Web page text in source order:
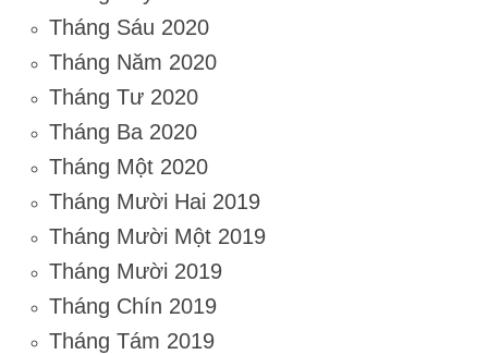
Tháng Sáu 2020
Tháng Năm 2020
Tháng Tư 2020
Tháng Ba 2020
Tháng Một 2020
Tháng Mười Hai 2019
Tháng Mười Một 2019
Tháng Mười 2019
Tháng Chín 2019
Tháng Tám 2019